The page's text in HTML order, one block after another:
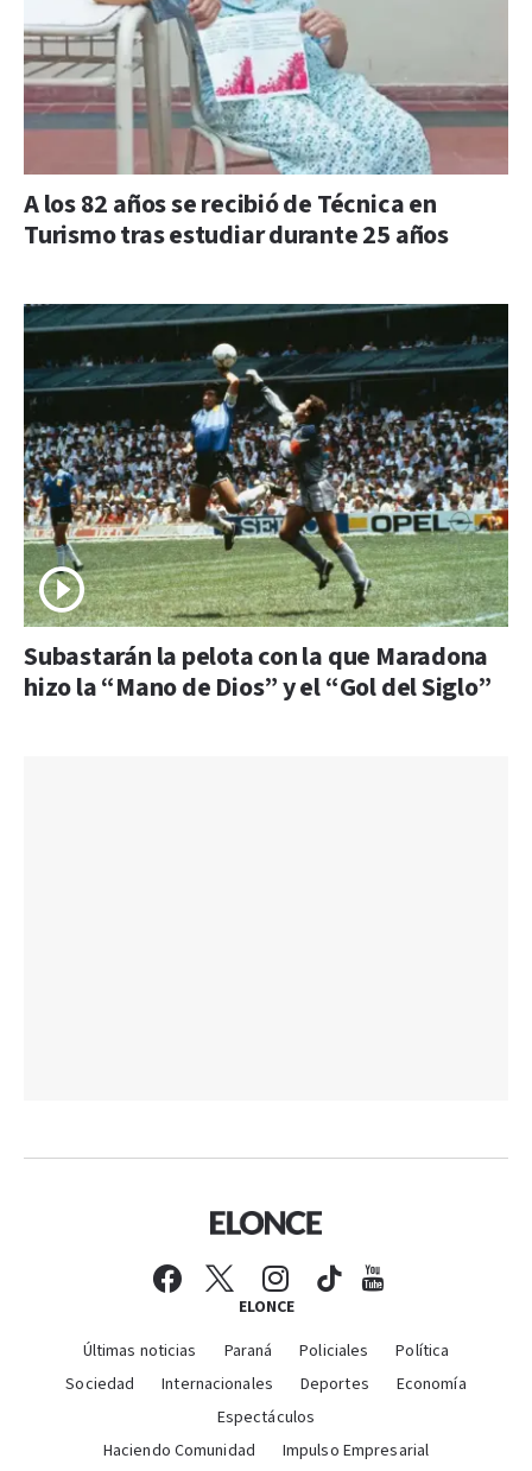
A los 82 años se recibió de Técnica en
Turismo tras estudiar durante 25 años
Subastarán la pelota con la que Maradona
hizo la “Mano de Dios” y el “Gol del Siglo”
ELONCE
Últimas noticias Paraná Policiales
Política
Sociedad
Internacionales Deportes
Economía
Espectáculos
Haciendo Comunidad
Impulso Empresarial